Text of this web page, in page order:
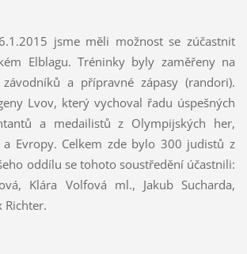
jsme měli možnost se zúčastnit
Elblagu. Tréninky byly zaměřeny na
a přípravné zápasy (randori).
Lvov, který vychoval řadu úspešných
a medailistů z Olympijských her,
Evropy. Celkem zde bylo 300 judistů z
oddílu se tohoto soustředění účastnili:
Klára Volfová ml., Jakub Sucharda,
Richter.